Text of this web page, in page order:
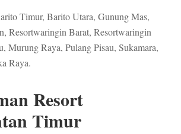
Timur, Barito Utara, Gunung Mas,
Resortwaringin Barat, Resortwaringin
Murung Raya, Pulang Pisau, Sukamara,
Raya.
Resort
Timur